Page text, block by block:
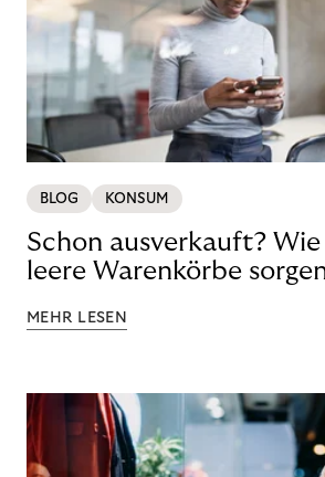
BLOG KONSUM
Schon ausverkauft?
leere Warenkörbe
MEHR LESEN